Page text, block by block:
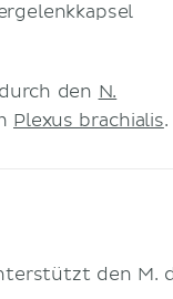
den N.
Plexus brachialis.
den M.